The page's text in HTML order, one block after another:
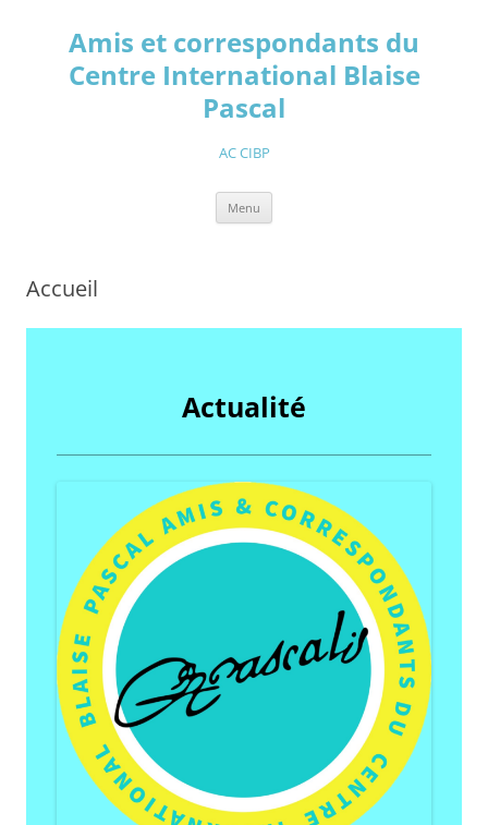
contenuAmis et correspondants du
Centre International Blaise
Pascal
AC CIBP
Menu
Accueil
Actualité